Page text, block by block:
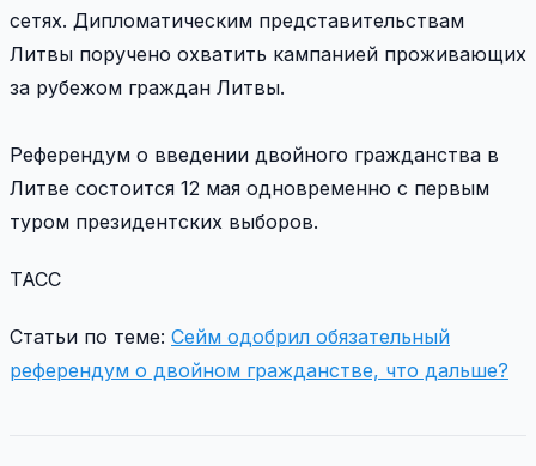
сетях. Дипломатическим представительствам
Литвы поручено охватить кампанией проживающих
за рубежом граждан Литвы.
Референдум о введении двойного гражданства в
Литве состоится 12 мая одновременно с первым
туром президентских выборов.
ТАСС
Статьи по теме: Сейм одобрил обязательный
референдум о двойном гражданстве, что дальше?